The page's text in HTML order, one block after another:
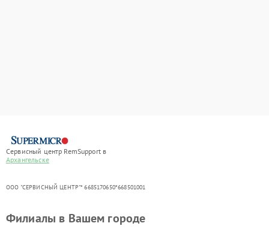
Сервисный центр RemSupport в
Архангельске
ООО "СЕРВИСНЫЙ ЦЕНТР"* 6685170650*668501001
Филиалы в Вашем городе